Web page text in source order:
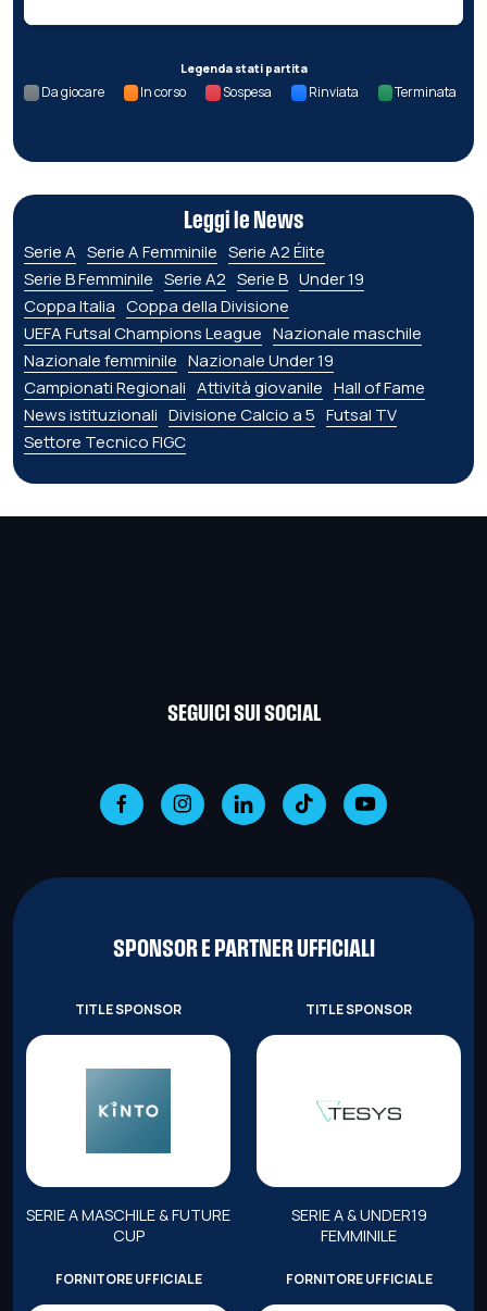
Legenda stati partita
Da giocare In corso Sospesa Rinviata Terminata
Leggi le News
Serie A Serie A Femminile Serie A2 Élite
Serie B Femminile Serie A2 Serie B Under 19
Coppa Italia Coppa della Divisione
UEFA Futsal Champions League Nazionale maschile
Nazionale femminile Nazionale Under 19
Campionati Regionali Attività giovanile Hall of Fame
News istituzionali Divisione Calcio a 5 Futsal TV
Settore Tecnico FIGC
SEGUICI SUI SOCIAL
SPONSOR E PARTNER UFFICIALI
TITLE SPONSOR
SERIE A MASCHILE & FUTURE
CUP
TITLE SPONSOR
SERIE A & UNDER19
FEMMINILE
FORNITORE UFFICIALE FORNITORE UFFICIALE